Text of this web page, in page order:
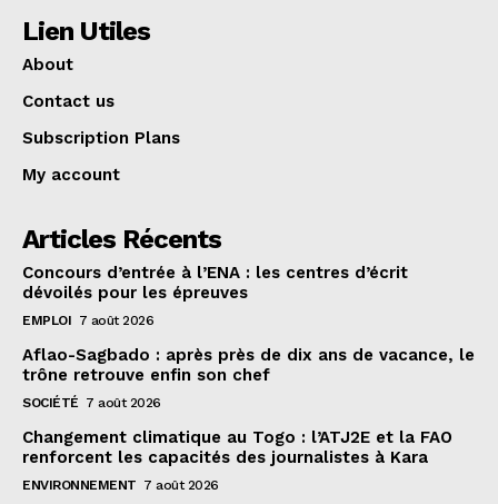
Lien Utiles
About
Contact us
Subscription Plans
My account
Articles Récents
Concours d’entrée à l’ENA : les centres d’écrit
dévoilés pour les épreuves
EMPLOI 7 août 2026
Aflao-Sagbado : après près de dix ans de vacance, le
trône retrouve enfin son chef
SOCIÉTÉ 7 août 2026
Changement climatique au Togo : l’ATJ2E et la FAO
renforcent les capacités des journalistes à Kara
ENVIRONNEMENT 7 août 2026